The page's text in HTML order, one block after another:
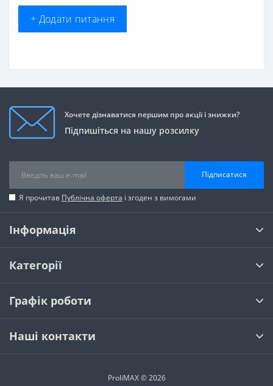
+ Додати питання
Хочете дізнаватися першим про акції і знижки?
Підпишіться на нашу розсилку
Підписатися
Я прочитав Публічна оферта і згоден з вимогами
Інформація
Категорії
Графік роботи
Наші контакти
ProliMAX © 2026